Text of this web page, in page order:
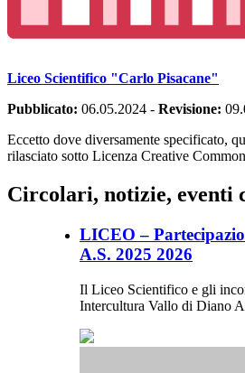
Liceo Scientifico "Carlo Pisacane"
Pubblicato: 06.05.2024 - Revisione:
Eccetto dove diversamente specificato,
rilasciato sotto Licenza Creative
Circolari, notizie, eventi
LICEO –
A.S. 2025 2026
Il Liceo Scientifico e gli
Intercultura Vallo di Diano